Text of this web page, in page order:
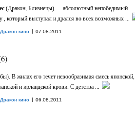
(Дракон, Близнецы) — абсолютный непобедимый
, который выступал и дрался во всех возможных ...
кино | 07.08.2011
В жилах его течет невообразимая смесь японской,
и ирландской крови. C детства ...
кино | 06.08.2011